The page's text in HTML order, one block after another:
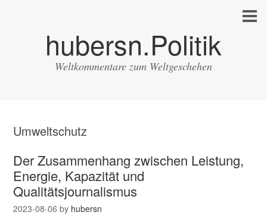
hubersn.Politik
Weltkommentare zum Weltgeschehen
Umweltschutz
Der Zusammenhang zwischen Leistung,
Energie, Kapazität und
Qualitätsjournalismus
2023-08-06 by hubersn